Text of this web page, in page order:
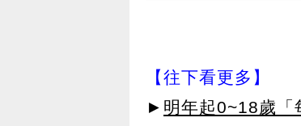
【往下看更多】
► 明年起0~18歲「